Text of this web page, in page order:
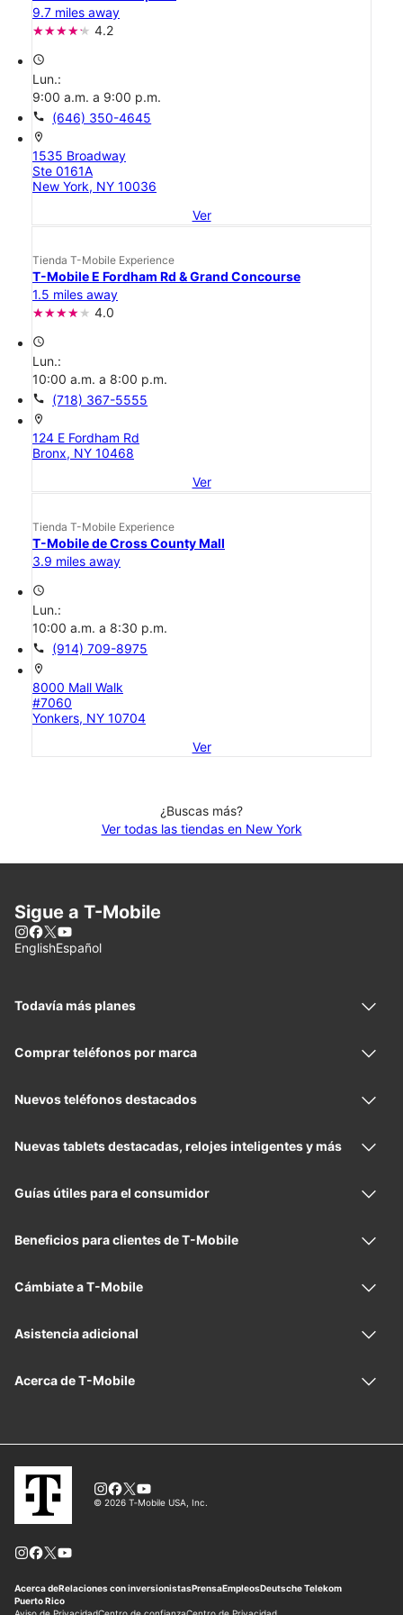
9.7 miles away
4.2
access_time
Lun.:
9:00 a.m. a 9:00 p.m.
call (646) 350-4645
location_on
1535 Broadway
Ste 0161A
New York, NY 10036
Ver
Tienda T-Mobile Experience
T-Mobile E Fordham Rd & Grand Concourse
1.5 miles away
4.0
access_time
Lun.:
10:00 a.m. a 8:00 p.m.
call (718) 367-5555
location_on
124 E Fordham Rd
Bronx, NY 10468
Ver
Tienda T-Mobile Experience
T-Mobile de Cross County Mall
3.9 miles away
access_time
Lun.:
10:00 a.m. a 8:30 p.m.
call (914) 709-8975
location_on
8000 Mall Walk
#7060
Yonkers, NY 10704
Ver
¿Buscas más?
Ver todas las tiendas en New York